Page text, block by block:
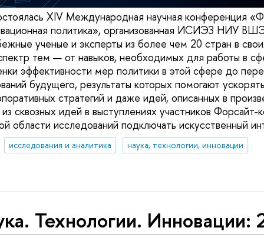
XIV Международная научная конференция
политика», организованная ИСИЭЗ НИУ
ученые и эксперты из более чем 20 стран в
тем — от навыков, необходимых для работы в
эффективности мер политики в этой сфере до
будущего, результаты которых помогают
стратегий и даже идей, описанных в
сквозных идей в выступлениях участников Форсайт-
области исследований подключать искусственный
исследования и аналитика наука, технологии, инновации
Технологии. Инновации: